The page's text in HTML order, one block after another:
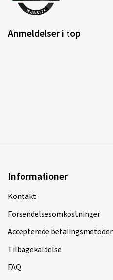
Anmeldelser i top
Informationer
Kontakt
Forsendelsesomkostninger
Accepterede betalingsmetoder
Tilbagekaldelse
FAQ